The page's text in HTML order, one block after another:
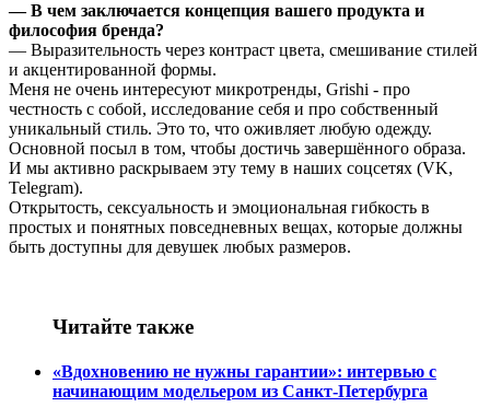
—В чем заключается концепция вашего продукта и
философия бренда?
— Выразительность через контраст цвета, смешивание стилей
и акцентированной формы.
Меня не очень интересуют микротренды, Grishi - про
честность с собой, исследование себя и про собственный
уникальный стиль. Это то, что оживляет любую одежду.
Основной посыл в том, чтобы достичь завершённого образа.
И мы активно раскрываем эту тему в наших соцсетях (VK,
Telegram).
Открытость, сексуальность и эмоциональная гибкость в
простых и понятных повседневных вещах, которые должны
быть доступны для девушек любых размеров.
Читайте также
«Вдохновению не нужны гарантии»: интервью с
начинающим модельером из Санкт-Петербурга